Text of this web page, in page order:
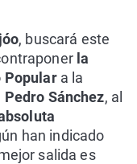
, buscará este
la
Popular a la
Pedro Sánchez, al
han indicado
salida es